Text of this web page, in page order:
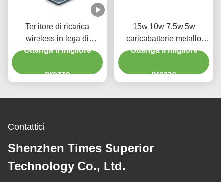
Tenitore di ricarica
wireless in lega di
alluminio metallo 15w
telefono per orologio
Ottenga il migliore
prezzo
15w 10w 7.5w 5w
caricabatterie metallo
senza fili lega di zinco
notturna 2w
Ottenga il migliore
prezzo
Contattici
Shenzhen Times Superior
Technology Co., Ltd.